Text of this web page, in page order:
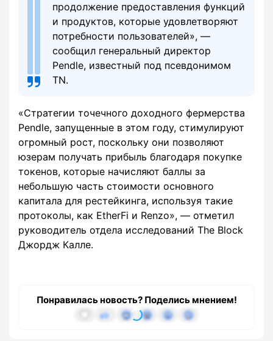
продолжение предоставления функций
и продуктов, которые удовлетворяют
потребности пользователей», —
сообщил генеральный директор
Pendle, известный под псевдонимом
TN.
«Стратегии точечного доходного фермерства
Pendle, запущенные в этом году, стимулируют
огромный рост, поскольку они позволяют
юзерам получать прибыль благодаря покупке
токенов, которые начисляют баллы за
небольшую часть стоимости основного
капитала для рестейкинга, используя такие
протоколы, как EtherFi и Renzo», — отметил
руководитель отдела исследований The Block
Джордж Калле.
Понравилась новость? Поделись мнением!